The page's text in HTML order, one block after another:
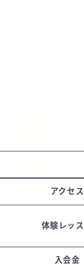
アクセス
体験レッ
入会金